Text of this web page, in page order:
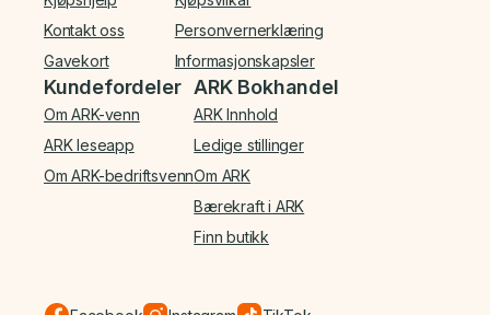
Kontakt oss
Gavekort
Personvernerklæring
Informasjonskapsler
Kundefordeler
Om ARK-venn
ARK leseapp
Om ARK-bedriftsvenn
ARK Bokhandel
ARK Innhold
Ledige stillinger
Om ARK
Bærekraft i ARK
Finn butikk